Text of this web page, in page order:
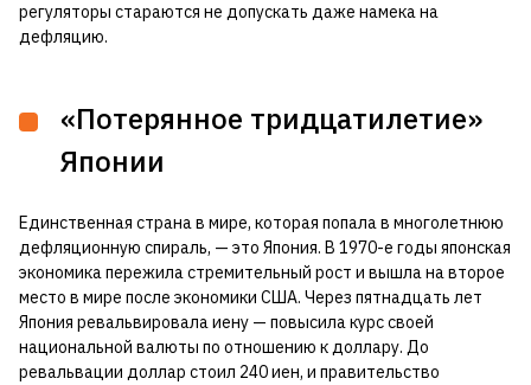
регуляторы стараются не допускать даже намека на
дефляцию.
«Потерянное тридцатилетие»
Японии
Единственная страна в мире, которая попала в многолетнюю
дефляционную спираль, — это Япония. В 1970-е годы японская
экономика пережила стремительный рост и вышла на второе
место в мире после экономики США. Через пятнадцать лет
Япония ревальвировала иену — повысила курс своей
национальной валюты по отношению к доллару. До
ревальвации доллар стоил 240 иен, и правительство